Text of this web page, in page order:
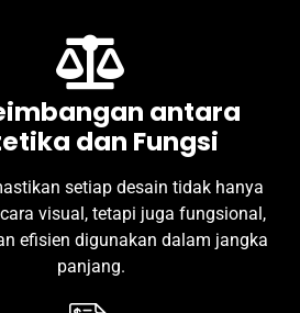
antara
dan Fungsi
setiap desain tidak hanya
visual, tetapi juga fungsional,
efisien digunakan dalam jangka
panjang.